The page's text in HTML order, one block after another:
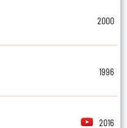
2000
1996
2016